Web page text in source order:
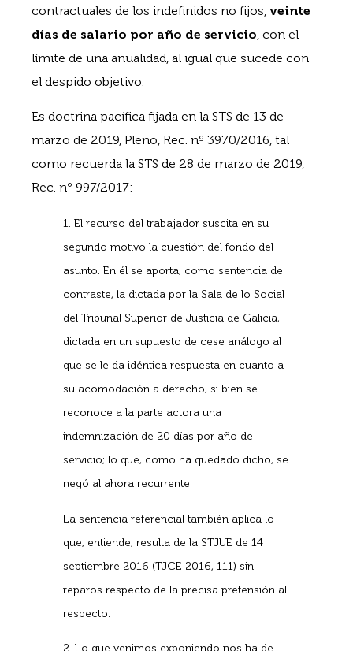
contractuales de los indefinidos no fijos, veinte
días de salario por año de servicio, con el
límite de una anualidad, al igual que sucede con
el despido objetivo.
Es doctrina pacífica fijada en la STS de 13 de
marzo de 2019, Pleno, Rec. nº 3970/2016, tal
como recuerda la STS de 28 de marzo de 2019,
Rec. nº 997/2017:
1. El recurso del trabajador suscita en su
segundo motivo la cuestión del fondo del
asunto. En él se aporta, como sentencia de
contraste, la dictada por la Sala de lo Social
del Tribunal Superior de Justicia de Galicia,
dictada en un supuesto de cese análogo al
que se le da idéntica respuesta en cuanto a
su acomodación a derecho, si bien se
reconoce a la parte actora una
indemnización de 20 días por año de
servicio; lo que, como ha quedado dicho, se
negó al ahora recurrente.
La sentencia referencial también aplica lo
que, entiende, resulta de la STJUE de 14
septiembre 2016 (TJCE 2016, 111) sin
reparos respecto de la precisa pretensión al
respecto.
2. Lo que venimos exponiendo nos ha de